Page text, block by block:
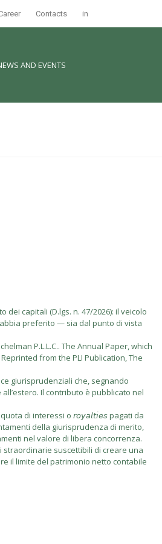
Contacts in
AND EVENTS
capitali (D.lgs. n. 47/2026): il veicolo
preferito — sia dal punto di vista
P.L.L.C.. The Annual Paper, which
from the PLI Publication, The
giurisprudenziali che, segnando
Il contributo è pubblicato nel
di interessi o 𝘳𝘰𝘺𝘢𝘭𝘵𝘪𝘦𝘴 pagati da
della giurisprudenza di merito,
nel valore di libera concorrenza.
straordinarie suscettibili di creare una
il limite del patrimonio netto contabile